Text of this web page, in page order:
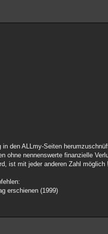
den ALLmy-Seiten
ohne nennenswerte finanzielle
ist mit jeder anderen Zahl
erschienen (1999)